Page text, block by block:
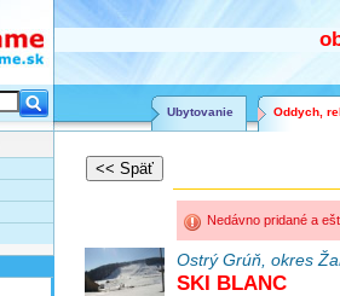
Oddych,
Ubytovanie
Nedávno pridané a
Ostrý Grúň, okres
SKI BLANC